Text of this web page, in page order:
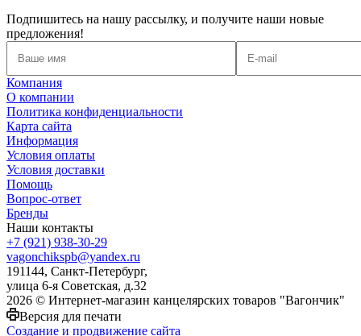
Подпишитесь на нашу рассылку, и получите наши новые
предложения!
Компания
О компании
Политика конфиденциальности
Карта сайта
Информация
Условия оплаты
Условия доставки
Помощь
Вопрос-ответ
Бренды
Наши контакты
+7 (921) 938-30-29
vagonchikspb@yandex.ru
191144, Санкт-Петербург,
улица 6-я Советская, д.32
2026 © Интернет-магазин канцелярских товаров "Вагончик"
Версия для печати
Создание и продвижение сайта